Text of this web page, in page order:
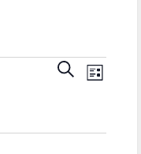
und
SUCHE
LISTE